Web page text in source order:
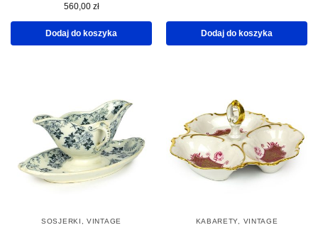
560,00 zł
Dodaj do koszyka Dodaj do koszyka
SOSJERKI ,VINTAGE KABARETY VINTAGE